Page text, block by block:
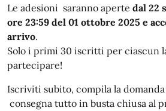
Le adesioni saranno aperte dal 22
ore 23:59 del 01 ottobre 2025 e
arrivo.
Solo i primi 30 iscritti per ciascun
partecipare!
Iscriviti subito, compila la
consegna tutto in busta chiusa al